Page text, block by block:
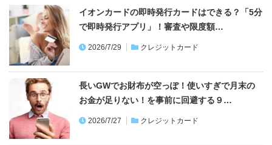
イオンカードの即時発行カードはできる？「5分
で即時発行アプリ」！審査や限度額…
2026/7/29 クレジットカード
長いGWでお財布が空っぽ！使いすぎで月末の
お金が足りない！を事前に回避する９…
2026/7/27 クレジットカード